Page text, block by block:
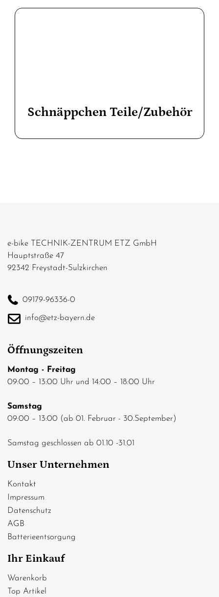
Schnäppchen Teile/Zubehör
e-bike TECHNIK-ZENTRUM ETZ GmbH
Hauptstraße 47
92342 Freystadt-Sulzkirchen
09179-96336-0
info@etz-bayern.de
Öffnungszeiten
Montag - Freitag
09:00 – 13:00 Uhr und 14:00 – 18:00 Uhr
Samstag
09:00 – 13:00 (ab 01. Februar - 30.September)
Samstag geschlossen ab 01.10 -31.01
Unser Unternehmen
Kontakt
Impressum
Datenschutz
AGB
Batterieentsorgung
Ihr Einkauf
Warenkorb
Top Artikel